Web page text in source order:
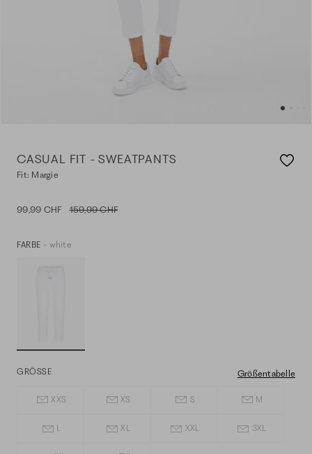
CASUAL FIT - SWEATPANTS
Fit: Margie
99,99 CHF 159,99 CHF
FARBE - white
GRÖSSE Größentabelle
XXS XS S M
L XL XXL 3XL